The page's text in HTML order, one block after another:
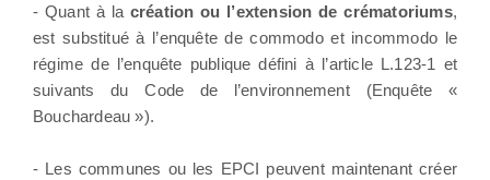
- Quant à la création ou l’extension de crématoriums,
est substitué à l’enquête de commodo et incommodo le
régime de l’enquête publique défini à l’article L.123-1 et
suivants du Code de l’environnement (Enquête «
Bouchardeau »).
- Les communes ou les EPCI peuvent maintenant créer